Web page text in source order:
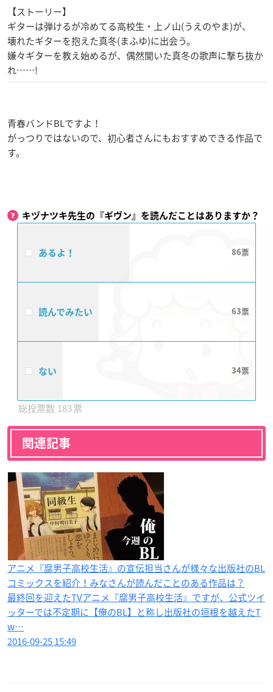
【ストーリー】
ギターは弾けるが冷めてる高校生・上ノ山(うえのやま)が、
壊れたギターを抱えた真冬(まふゆ)に出会う。
嫌々ギターを教え始めるが、偶然聞いた真冬の歌声に撃ち抜か
れ……!
青春バンドBLですよ！
がっつりではないので、初心者さんにもおすすめできる作品で
す。
キヅナツキ先生の『ギヴン』を読んだことはありますか？
あるよ！ 86
読んでみたい 63
ない 34
183
関連記事
アニメ『腐男子高校生活』の宣伝担当さんが様々な出版社のBL
コミックスを紹介！みなさんが読んだことのある作品は？
最終回を迎えたTVアニメ『腐男子高校生活』ですが、公式ツイ
ッターでは不定期に【俺のBL】と称し出版社の垣根を越えたT
w…
2016-09-25 15:49